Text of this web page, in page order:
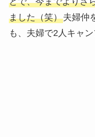
ました（笑）夫婦仲
も、夫婦で2人キャ